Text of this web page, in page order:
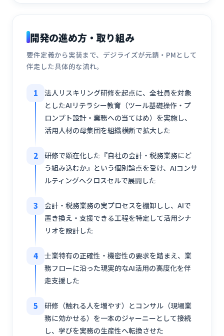
開発の進め方・取り組み
要件定義から実装まで、デジライズが元請・PMとして
伴走した具体的な流れ。
1
法人リスキリング研修を起点に、全社員を対象
としたAIリテラシー教育（ツール基礎操作・プ
ロンプト設計・業務への当てはめ）を実施し、
活用人材の母集団を組織横断で拡大した
2
研修で顕在化した『自社の会計・税務業務にど
う組み込むか』という個別論点を受け、AIコンサ
ルティングへクロスセルで展開した
3
会計・税務業務の実プロセスを棚卸しし、AIで
置き換え・支援できる工程を特定して活用シナ
リオを設計した
4
士業特有の正確性・機密性の要求を踏まえ、業
務フローに沿った現実的なAI活用の高度化を伴
走支援した
5
研修（触れる人を増やす）とコンサル（現場業
務に効かせる）を一本のジャーニーとして接続
し、学びを実務の生産性へ転換させた